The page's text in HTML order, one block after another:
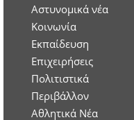
Aστυνομικά νέα
Κοινωνία
Εκπαίδευση
Επιχειρήσεις
Πολιτιστικά
Περιβάλλον
Αθλητικά Νέα